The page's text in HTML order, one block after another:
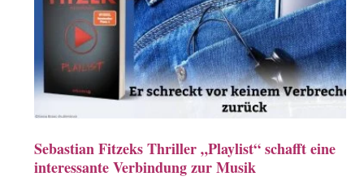
Sebastian Fitzeks Thriller „Playlist“ schafft eine
interessante Verbindung zur Musik